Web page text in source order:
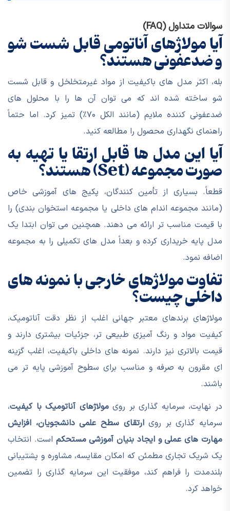
سوالات متداول (FAQ)
آیا مولاژهای آناتومی قابل شست شو
و ضدعفونی هستند؟
بله، اکثر مدل های باکیفیت از مواد غیرمتخلخل و قابل شست
شو ساخته شده اند که می توان آن ها را با محلول های
ضدعفونی کننده ملایم (مانند الکل ۷۰٪) تمیز کرد. اما حتماً
راهنمای نگهداری محصول را مطالعه کنید.
آیا این مدل ها قابل ارتقا یا تهیه به
صورت مجموعه (Set) هستند؟
قطعاً. بسیاری از تأمین کنندگان، پکیج های آموزشی خاص
(مانند مجموعه اندام های داخلی یا مجموعه استخوان بندی) را
با قیمت مناسب تر ارائه می دهند. همچنین می توان ابتدا یک
مدل پایه خریداری کرده و بعداً مدل های تکمیلی را به مجموعه
اضافه نمود.
تفاوت مولاژهای خارجی با نمونه های
داخلی چیست؟
مولاژهای برندهای معتبر جهانی اغلب از نظر دقت آناتومیک،
کیفیت مواد و رنگ آمیزی طبیعی تر، جزئیات بیشتری دارند و
قیمت بالاتری نیز دارند. نمونه های داخلی باکیفیت، اغلب گزینه
ای مقرون به صرفه و مناسب برای سطوح آموزشی پایه تر می
باشند.
در نهایت، سرمایه گذاری بر رویمولاژهای آناتومیک با کیفیت،
سرمایه گذاری بر رویارتقای سطح علمی دانشجویان، افزایش
مهارت های عملی و ایجاد بنیان آموزشی مستحکم است. انتخاب
یک شریک تجاری مطمئن که امکان مقایسه، مشاوره و پشتیبانی
بلندمدت را فراهم کند، موفقیت این سرمایه گذاری را تضمین
خواهد کرد.